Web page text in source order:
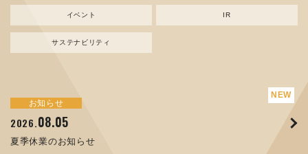
イベント IR
サステナビリティ
お知らせ
2026.08.05
夏季休業のお知らせ
新規事業
2024.04.10
資源ごみAI 自動選別機 販売開始のお知らせ
お知らせ
2026.08.05
夏季休業のお知らせ
トピックス
2026.07.17
ORANGE NEWS Vol. 014を掲載しました
イベント
2026.04.03
MEX金沢2026 出展のご案内 ※終了しました
IR
2026.07.22
譲渡制限付株式報酬としての自己株式の処分の割当完了に関
サステナビリティ
2026.07.24
中学生（光野中学校）の職場体験を実施しました